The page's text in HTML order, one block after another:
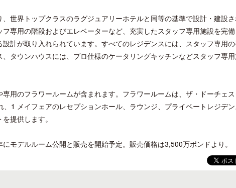
世界トップクラスのラグジュアリーホテルと同等の基準で設計・建設
専用の階段およびエレベーターなど、充実したスタッフ専用施設を完
計が取り入れられています。すべてのレジデンスには、スタッフ専用
タウンハウスには、プロ仕様のケータリングキッチンなどスタッフ専
用のフラワールームが含まれます。フラワールームは、ザ・ドーチェ
1 メイフェアのレセプションホール、ラウンジ、プライベートレジデ
提供します。
モデルルーム公開と販売を開始予定。販売価格は3,500万ポンドより。